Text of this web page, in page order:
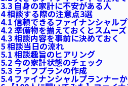
3.3自身の家計に不安がある人
4相談する際の注意点3選
4.1信頼できるファイナンシャル
4.2準備物を揃えておくとスムーズ
4.3相談内容を事前に決めておく
5相談当日の流れ
5.1相談趣旨のヒアリング
5.2今の家計状態のチェック
5.3 ライフプランの作成
5.4ファイナンシャルプランナー